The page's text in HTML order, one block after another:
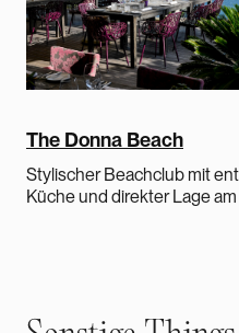
The Donna Beach
Stylischer Beachclub mit
Küche und direkter Lage